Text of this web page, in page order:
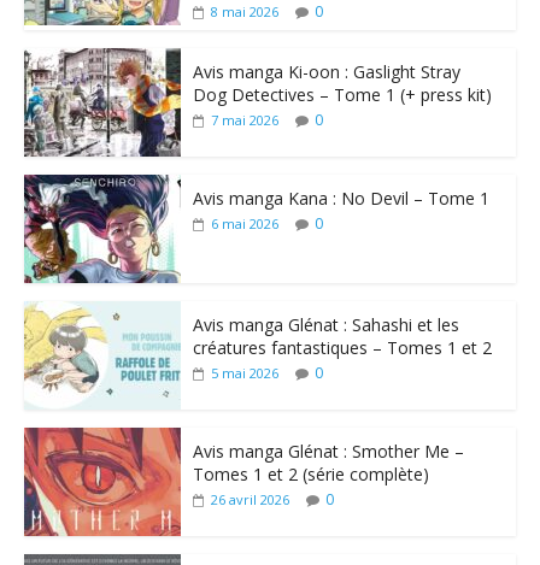
8 mai 2026 0
Avis manga Ki-oon : Gaslight Stray
Dog Detectives – Tome 1 (+ press kit)
7 mai 2026 0
Avis manga Kana : No Devil – Tome 1
6 mai 2026 0
Avis manga Glénat : Sahashi et les
créatures fantastiques – Tomes 1 et 2
5 mai 2026 0
Avis manga Glénat : Smother Me –
Tomes 1 et 2 (série complète)
26 avril 2026 0